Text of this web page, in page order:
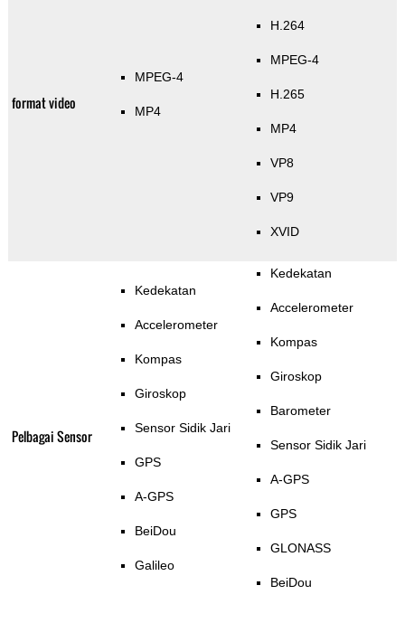
format video
MPEG-4
MP4
H.264
MPEG-4
H.265
MP4
VP8
VP9
XVID
Pelbagai Sensor
Kedekatan
Accelerometer
Kompas
Giroskop
Sensor Sidik Jari
GPS
A-GPS
BeiDou
Galileo
Kedekatan
Accelerometer
Kompas
Giroskop
Barometer
Sensor Sidik Jari
A-GPS
GPS
GLONASS
BeiDou